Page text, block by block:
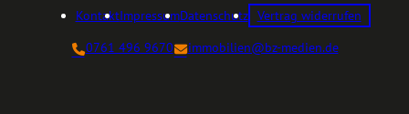
KontaktImpressumDatenschutz Vertrag widerrufen
0761 496 9670
immobilien@bz-medien.de